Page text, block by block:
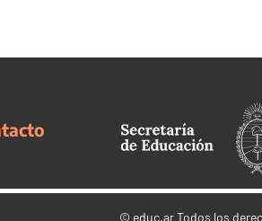
© educ.arTodos los